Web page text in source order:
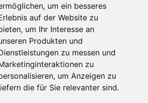
, um ein besseres
auf der Website zu
, um Ihr Interesse an
Produkten und
zu messen und
zu
, um Anzeigen zu
die für Sie relevanter sind.
2025 © GBUF
Home